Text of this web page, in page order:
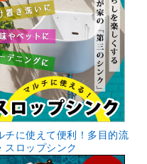
チに使えて便利！多目的流
スロップシンク